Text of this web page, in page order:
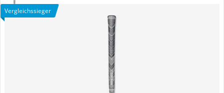
Vergleichssieger